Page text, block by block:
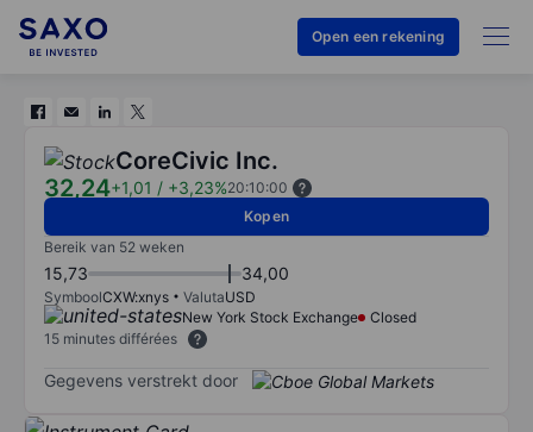
Open een rekening
CoreCivic Inc.
32,24+1,01 / +3,23%20:10:00
Kopen
Bereik van 52 weken
15,73 34,00
SymboolCXW:xnys ValutaUSD
New York Stock Exchange
Closed
15 minutes différées
Gegevens verstrekt door